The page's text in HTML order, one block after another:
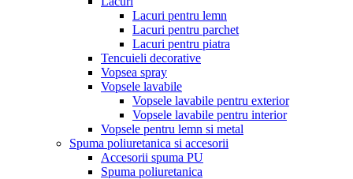
Lacuri pentru lemn
Lacuri pentru parchet
Lacuri pentru piatra
Tencuieli decorative
Vopsea spray
Vopsele lavabile
Vopsele lavabile pentru exterior
Vopsele lavabile pentru interior
Vopsele pentru lemn si metal
Spuma poliuretanica si accesorii
Accesorii spuma PU
Spuma poliuretanica